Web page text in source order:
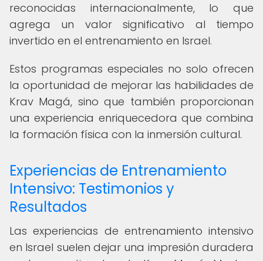
reconocidas internacionalmente, lo que
agrega un valor significativo al tiempo
invertido en el entrenamiento en Israel.
Estos programas especiales no solo ofrecen
la oportunidad de mejorar las habilidades de
Krav Magá, sino que también proporcionan
una experiencia enriquecedora que combina
la formación física con la inmersión cultural.
Experiencias de Entrenamiento
Intensivo: Testimonios y
Resultados
Las experiencias de entrenamiento intensivo
en Israel suelen dejar una impresión duradera